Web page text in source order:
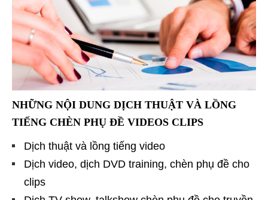
NHỮNG NỘI DUNG DỊCH THUẬT VÀ LỒNG
TIẾNG CHÈN PHỤ ĐỀ VIDEOS CLIPS
Dịch thuật và lồng tiếng video
Dịch video, dịch DVD training, chèn phụ đề cho
clips